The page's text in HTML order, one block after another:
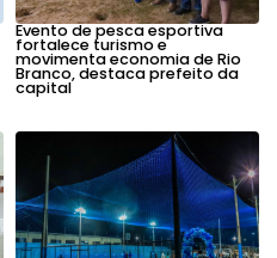
Evento de pesca esportiva
fortalece turismo e
movimenta economia de Rio
Branco, destaca prefeito da
capital